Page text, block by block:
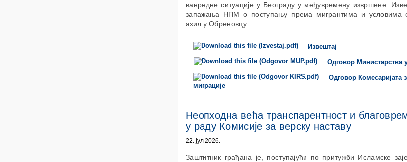
ванредне ситуације у Београду у међувремену извршене.
запажања НПМ о поступању према мигрантима и условима
азил у Обреновцу.
Извештај
Одговор Министарства
Одговор Комесаријата
миграције
Неопходна већа транспарентност и
у раду Комисије за верску наставу
22. јул 2026.
Заштитник грађана је, поступајући по притужби Исламске